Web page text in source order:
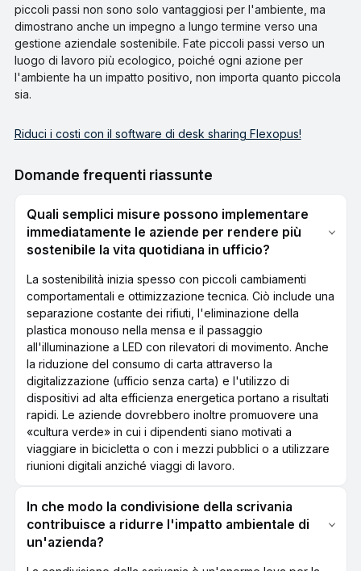
piccoli passi non sono solo vantaggiosi per l'ambiente, ma
dimostrano anche un impegno a lungo termine verso una
gestione aziendale sostenibile. Fate piccoli passi verso un
luogo di lavoro più ecologico, poiché ogni azione per
l'ambiente ha un impatto positivo, non importa quanto piccola
sia.
Riduci i costi con il software di desk sharing Flexopus!
Domande frequenti riassunte
Quali semplici misure possono implementare
immediatamente le aziende per rendere più
sostenibile la vita quotidiana in ufficio?
La sostenibilità inizia spesso con piccoli cambiamenti
comportamentali e ottimizzazione tecnica. Ciò include una
separazione costante dei rifiuti, l'eliminazione della
plastica monouso nella mensa e il passaggio
all'illuminazione a LED con rilevatori di movimento. Anche
la riduzione del consumo di carta attraverso la
digitalizzazione (ufficio senza carta) e l'utilizzo di
dispositivi ad alta efficienza energetica portano a risultati
rapidi. Le aziende dovrebbero inoltre promuovere una
«cultura verde» in cui i dipendenti siano motivati a
viaggiare in bicicletta o con i mezzi pubblici o a utilizzare
riunioni digitali anziché viaggi di lavoro.
In che modo la condivisione della scrivania
contribuisce a ridurre l'impatto ambientale di
un'azienda?